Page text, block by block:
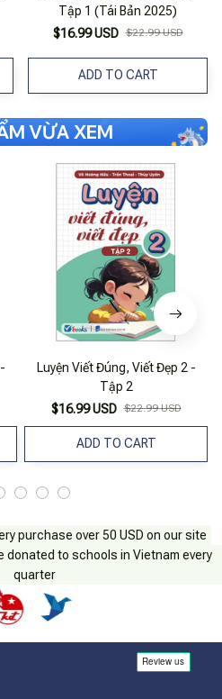
Tập 1 (Tái Bản 2025)
$16.99 USD $22.99 USD
ADD TO CART
VỪA XEM
Luyện Viết Đúng, Viết Đẹp 2 -
Tập 2
$16.99 USD $22.99 USD
ADD TO CART
purchase over 50 USD on our site
donated to schools in Vietnam every
quarter